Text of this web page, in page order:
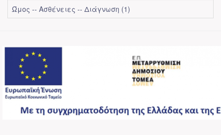
Ώμος -- Ασθένειες -- Διάγνωση (1)